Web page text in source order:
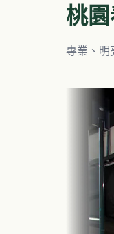
桃
專業、明